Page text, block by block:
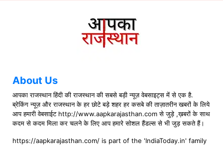
About Us
आपका राजस्थान हिंदी की राजस्थान की सबसे बड़ी न्यूज़ वेबसाइट्स में से एक है.
ब्रेकिंग न्यूज़ और राजस्थान के हर छोटे बड़े शहर हर कसबे की ताज़ातरीन खबरों के लिये
आप हमारी वेबसाईट http://www.aapkarajasthan.com से जुड़े ,ख़बरों के साथ
कदम से कदम मिला कर चलने के लिए आप हमारे सोशल हैंडल्स से भी जुड़ सकते हैं।
https://aapkarajasthan.com/ is part of the 'IndiaToday.in' family